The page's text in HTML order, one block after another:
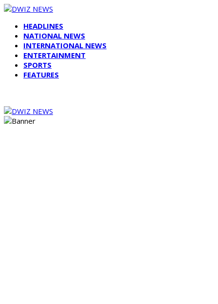
HEADLINES
NATIONAL NEWS
INTERNATIONAL NEWS
ENTERTAINMENT
SPORTS
FEATURES